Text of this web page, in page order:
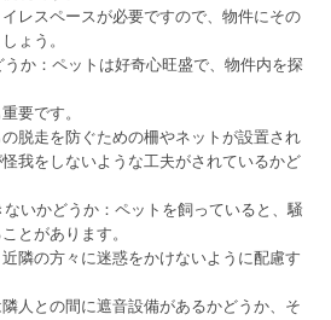
レスペースが必要ですので、物件にその
ょう。
か：ペットは好奇心旺盛で、物件内を探
要です。
脱走を防ぐための柵やネットが設置され
我をしないような工夫がされているかど
いかどうか：ペットを飼っていると、騒
とがあります。
隣の方々に迷惑をかけないように配慮す
人との間に遮音設備があるかどうか、そ